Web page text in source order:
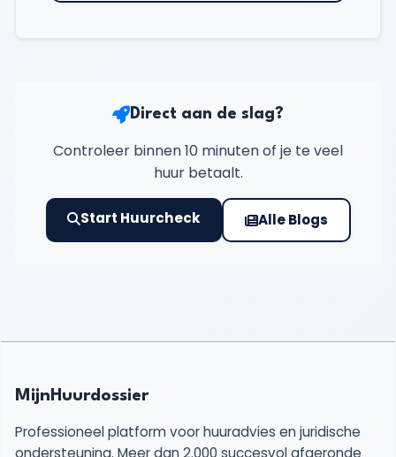
Direct aan de slag?
Controleer binnen 10 minuten of je te veel
huur betaalt.
Start Huurcheck Alle Blogs
MijnHuurdossier
Professioneel platform voor huuradvies en juridische
ondersteuning. Meer dan 2.000 succesvol afgeronde